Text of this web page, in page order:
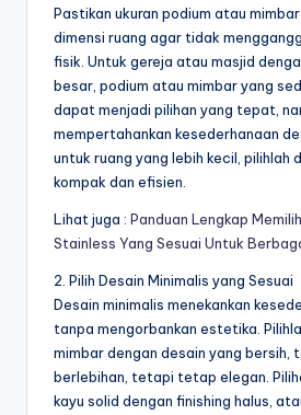
Pastikan ukuran podium atau
dimensi ruang agar tidak
fisik. Untuk gereja atau masjid
besar, podium atau mimbar yang
dapat menjadi pilihan yang tepat,
mempertahankan kesederhanaan
untuk ruang yang lebih kecil, pilihlah
kompak dan efisien.
Lihat juga : Panduan Lengkap
Stainless Yang Sesuai Untuk
2. Pilih Desain Minimalis yang Sesuai
Desain minimalis menekankan
tanpa mengorbankan estetika.
mimbar dengan desain yang bersih,
berlebihan, tetapi tetap elegan.
kayu solid dengan finishing halus,